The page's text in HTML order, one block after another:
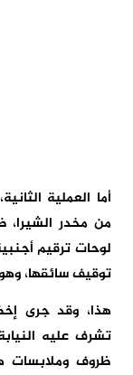
من مخدر
لوحات ترقيم
توقيف سائقها، وهو
هذا، وقد جرى
تشرف عليه
ظروف وملابسات